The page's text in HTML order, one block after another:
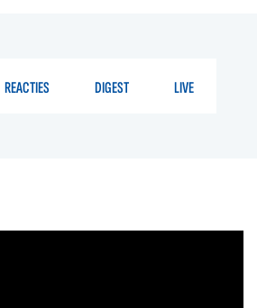
REACTIES DIGEST LIVE